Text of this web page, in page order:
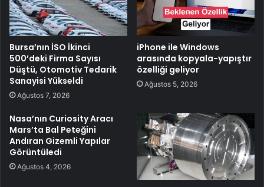
Bursa’nın İSO İkinci
500’deki Firma Sayısı
Düştü, Otomotiv Tedarik
Sanayisi Yükseldi
Ağustos 7, 2026
iPhone ile Windows
arasında kopyala-yapıştır
özelliği geliyor
Ağustos 5, 2026
Nasa’nın Curiosity Aracı
Mars’ta Bal Peteğini
Andıran Gizemli Yapılar
Görüntüledi
Ağustos 4, 2026